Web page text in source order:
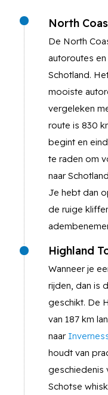
North
De North
autoroutes
Schotland.
mooiste
vergeleken
route is 830
begint en
te raden om
naar
Je hebt dan
de ruige
Highland
Wanneer je
rijden, dan is
geschikt. De
van 187 km
naar
houdt van
geschiedenis
Schotse